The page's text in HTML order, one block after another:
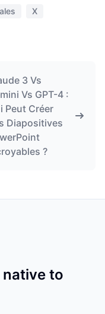
X
3 Vs
Vs GPT-4 :
Peut Créer
Diapositives
?
to